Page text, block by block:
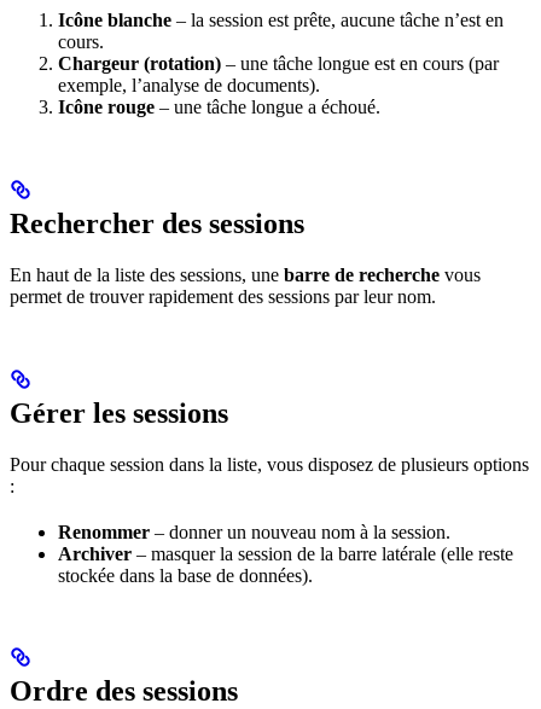
Icône blanche – la session est prête, aucune tâche n’est en
cours.
Chargeur (rotation) – une tâche longue est en cours (par
exemple, l’analyse de documents).
Icône rouge – une tâche longue a échoué.
Rechercher des sessions
En haut de la liste des sessions, une barre de recherche vous
permet de trouver rapidement des sessions par leur nom.
Gérer les sessions
Pour chaque session dans la liste, vous disposez de plusieurs options
:
Renommer – donner un nouveau nom à la session.
Archiver – masquer la session de la barre latérale (elle reste
stockée dans la base de données).
Ordre des sessions